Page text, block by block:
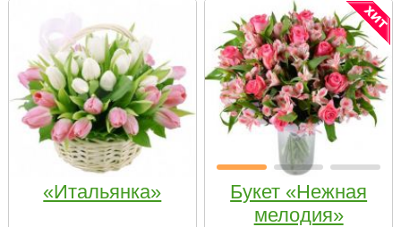
«Итальянка»
Букет «Нежная
мелодия»